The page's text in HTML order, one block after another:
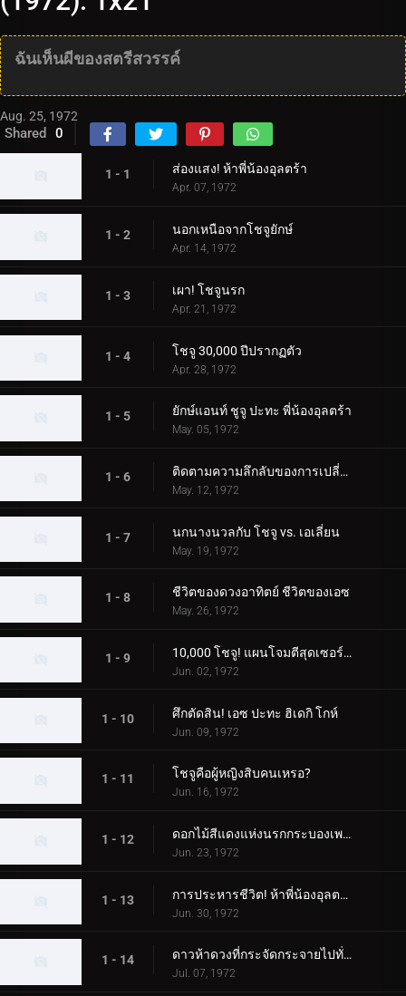
ฉันเห็นผีของสตรีสวรรค์
Aug. 25, 1972
Shared 0
1 - 1 ส่องแสง! ห้าพี่น้องอุลตร้า
Apr. 07, 1972
1 - 2 นอกเหนือจากโชจูยักษ์
Apr. 14, 1972
1 - 3 เผา! โชจูนรก
Apr. 21, 1972
1 - 4 โชจู 30,000 ปีปรากฏตัว
Apr. 28, 1972
1 - 5 ยักษ์แอนท์ ชูจู ปะทะ พี่น้องอุลตร้า
May. 05, 1972
1 - 6 ติดตามความลึกลับของการเปลี่ยนแปลง Chouju
May. 12, 1972
1 - 7 นกนางนวลกับ โชจู vs. เอเลี่ยน
May. 19, 1972
1 - 8 ชีวิตของดวงอาทิตย์ ชีวิตของเอซ
May. 26, 1972
1 - 9 10,000 โชจู! แผนโจมตีสุดเซอร์ไพรส์
Jun. 02, 1972
1 - 10 ศึกตัดสิน! เอซ ปะทะ ฮิเดกิ โกห์
Jun. 09, 1972
1 - 11 โชจูคือผู้หญิงสิบคนเหรอ?
Jun. 16, 1972
1 - 12 ดอกไม้สีแดงแห่งนรกกระบองเพชร
Jun. 23, 1972
1 - 13 การประหารชีวิต! ห้าพี่น้องอุลตร้า
Jun. 30, 1972
1 - 14 ดาวห้าดวงที่กระจัดกระจายไปทั่วกาแล็กซี
Jul. 07, 1972